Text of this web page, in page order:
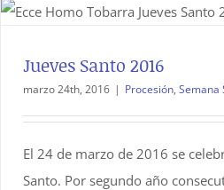
Jueves Santo 2016
marzo 24th, 2016 | Procesión, Semana
El 24 de marzo de 2016 se
Santo. Por segundo año